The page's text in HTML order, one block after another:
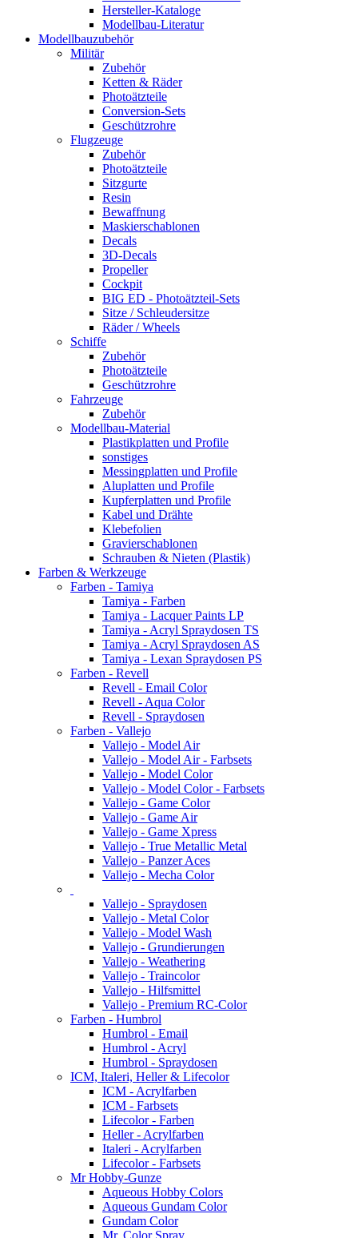
Hersteller-Kataloge
Modellbau-Literatur
Modellbauzubehör
Militär
Zubehör
Ketten & Räder
Photoätzteile
Conversion-Sets
Geschützrohre
Flugzeuge
Zubehör
Photoätzteile
Sitzgurte
Resin
Bewaffnung
Maskierschablonen
Decals
3D-Decals
Propeller
Cockpit
BIG ED - Photoätzteil-Sets
Sitze / Schleudersitze
Räder / Wheels
Schiffe
Zubehör
Photoätzteile
Geschützrohre
Fahrzeuge
Zubehör
Modellbau-Material
Plastikplatten und Profile
sonstiges
Messingplatten und Profile
Aluplatten und Profile
Kupferplatten und Profile
Kabel und Drähte
Klebefolien
Gravierschablonen
Schrauben & Nieten (Plastik)
Farben & Werkzeuge
Farben - Tamiya
Tamiya - Farben
Tamiya - Lacquer Paints LP
Tamiya - Acryl Spraydosen TS
Tamiya - Acryl Spraydosen AS
Tamiya - Lexan Spraydosen PS
Farben - Revell
Revell - Email Color
Revell - Aqua Color
Revell - Spraydosen
Farben - Vallejo
Vallejo - Model Air
Vallejo - Model Air - Farbsets
Vallejo - Model Color
Vallejo - Model Color - Farbsets
Vallejo - Game Color
Vallejo - Game Air
Vallejo - Game Xpress
Vallejo - True Metallic Metal
Vallejo - Panzer Aces
Vallejo - Mecha Color
Vallejo - Spraydosen
Vallejo - Metal Color
Vallejo - Model Wash
Vallejo - Grundierungen
Vallejo - Weathering
Vallejo - Traincolor
Vallejo - Hilfsmittel
Vallejo - Premium RC-Color
Farben - Humbrol
Humbrol - Email
Humbrol - Acryl
Humbrol - Spraydosen
ICM, Italeri, Heller & Lifecolor
ICM - Acrylfarben
ICM - Farbsets
Lifecolor - Farben
Heller - Acrylfarben
Italeri - Acrylfarben
Lifecolor - Farbsets
Mr Hobby-Gunze
Aqueous Hobby Colors
Aqueous Gundam Color
Gundam Color
Mr. Color Spray